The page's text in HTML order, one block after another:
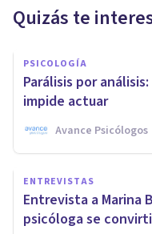
Quizás te
PSICOLOGÍA
Parálisis por
impide actuar
Avance Psicólogos
ENTREVISTAS
Entrevista a Marina
psicóloga se